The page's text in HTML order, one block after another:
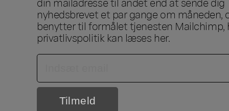
nyhedsbrevet et par gange om måneden,
benytter til formålet tjenesten Mailchimp,
privatlivspolitik kan læses her.